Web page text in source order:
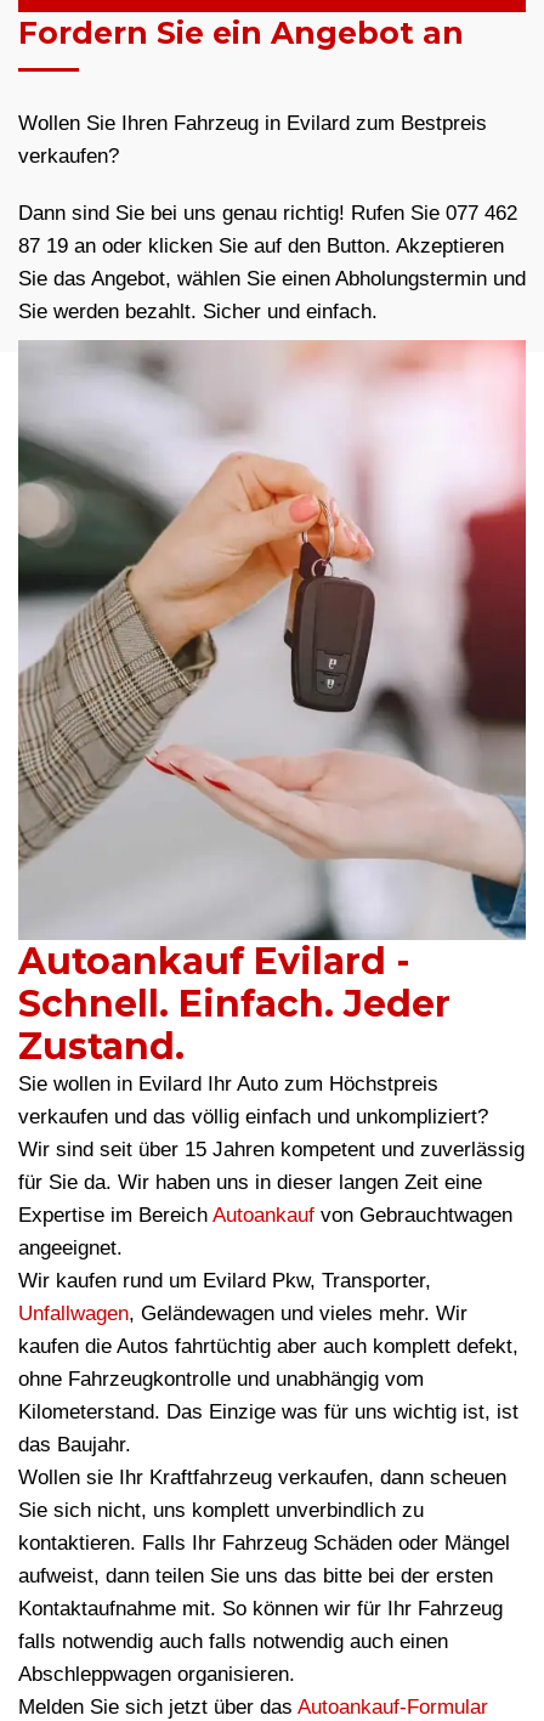
Fordern Sie ein Angebot an
Wollen Sie Ihren Fahrzeug in Evilard zum Bestpreis
verkaufen?
Dann sind Sie bei uns genau richtig! Rufen Sie 077 462
87 19 an oder klicken Sie auf den Button. Akzeptieren
Sie das Angebot, wählen Sie einen Abholungstermin und
Sie werden bezahlt. Sicher und einfach.
Autoankauf Evilard -
Schnell. Einfach. Jeder
Zustand.
Sie wollen in Evilard Ihr Auto zum Höchstpreis
verkaufen und das völlig einfach und unkompliziert?
Wir sind seit über 15 Jahren kompetent und zuverlässig
für Sie da. Wir haben uns in dieser langen Zeit eine
Expertise im Bereich Autoankauf von Gebrauchtwagen
angeeignet.
Wir kaufen rund um Evilard Pkw, Transporter,
Unfallwagen, Geländewagen und vieles mehr. Wir
kaufen die Autos fahrtüchtig aber auch komplett defekt,
ohne Fahrzeugkontrolle und unabhängig vom
Kilometerstand. Das Einzige was für uns wichtig ist, ist
das Baujahr.
Wollen sie Ihr Kraftfahrzeug verkaufen, dann scheuen
Sie sich nicht, uns komplett unverbindlich zu
kontaktieren. Falls Ihr Fahrzeug Schäden oder Mängel
aufweist, dann teilen Sie uns das bitte bei der ersten
Kontaktaufnahme mit. So können wir für Ihr Fahrzeug
falls notwendig auch falls notwendig auch einen
Abschleppwagen organisieren.
Melden Sie sich jetzt über das Autoankauf-Formular